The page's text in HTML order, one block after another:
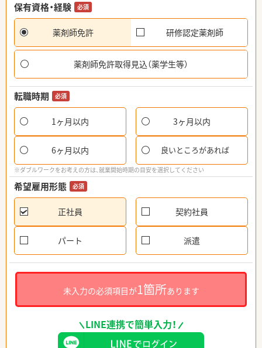
保有資格・経験
必須
薬剤師免許 研修認定薬剤師
薬剤師免許取得見込（薬学生等）
転職時期 必須
1ヶ月以内 3ヶ月以内
6ヶ月以内 良いところがあれば
※ダブルワークをお考えの方は、就業開始時期の目安を選択してください
希望雇用形態 必須
正社員 契約社員
パート 派遣
未入力の必須項目が1箇所あります
LINE連携で簡単入力！